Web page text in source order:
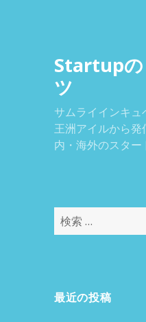
Startupの
ツ
サムライインキュ
王洲アイルから発
内・海外のスター
検
索
最近の投稿